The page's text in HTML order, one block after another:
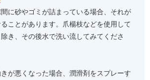
に砂やゴミが詰まっている場合、それが
ことがあります。爪楊枝などを使用して
き、その後水で洗い流してみてくださ
が悪くなった場合、潤滑剤をスプレーす